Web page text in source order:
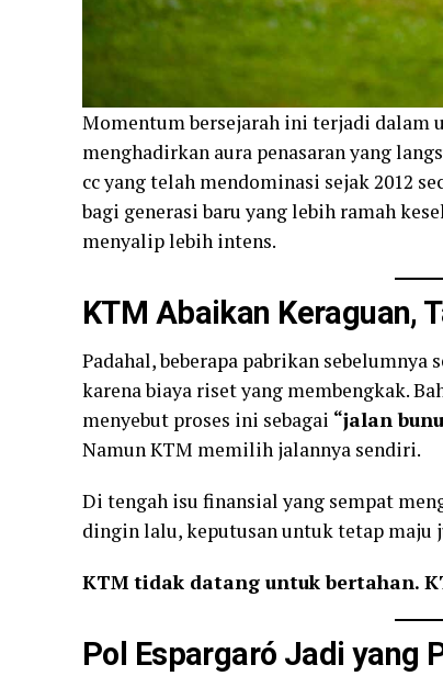
Momentum bersejarah ini terjadi dalam
menghadirkan aura penasaran yang
cc yang telah mendominasi sejak 2012
bagi generasi baru yang lebih ramah
menyalip lebih intens.
KTM Abaikan Keraguan,
Padahal, beberapa pabrikan sebelumnya
karena biaya riset yang membengkak.
menyebut proses ini sebagai “jalan
Namun KTM memilih jalannya sendiri.
Di tengah isu finansial yang sempat
dingin lalu, keputusan untuk tetap maju
KTM tidak datang untuk bertahan.
Pol Espargaró Jadi yang